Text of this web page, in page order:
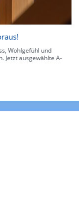
Wohlgefühl und
Jetzt ausgewählte A-